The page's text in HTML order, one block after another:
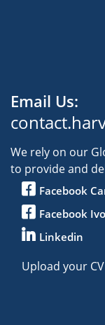
Email Us:
We rely on our
to provide and
Facebook
Facebook
Linkedin
Upload your